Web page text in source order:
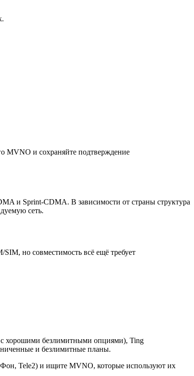
MVNO и сохраняйте подтверждение
и Sprint‑CDMA. В зависимости от страны структура
сеть.
но совместимость всё ещё требует
с хорошими безлимитными опциями), Ting
и безлимитные планы.
Tele2) и ищите MVNO, которые используют их